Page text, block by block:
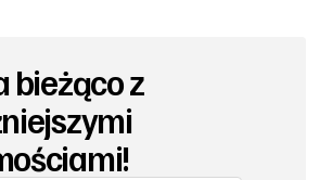
bieżąco z